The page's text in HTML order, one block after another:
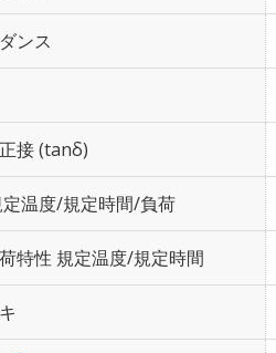
ンス
接 (tanδ)
温度/規定時間/負荷
特性 規定温度/規定時間